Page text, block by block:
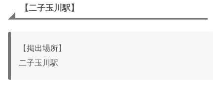
【二子玉川駅】
【掲出場所】
二子玉川駅